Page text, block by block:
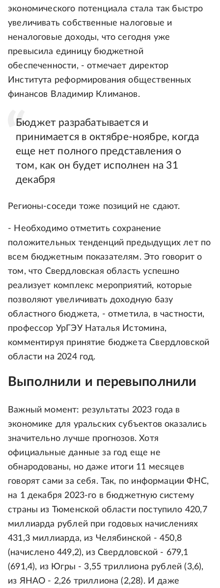
экономического потенциала стала так быстро
увеличивать собственные налоговые и
неналоговые доходы, что сегодня уже
превысила единицу бюджетной
обеспеченности, - отмечает директор
Института реформирования общественных
финансов Владимир Климанов.
Бюджет разрабатывается и
принимается в октябре-ноябре, когда
еще нет полного представления о
том, как он будет исполнен на 31
декабря
Регионы-соседи тоже позиций не сдают.
- Необходимо отметить сохранение
положительных тенденций предыдущих лет по
всем бюджетным показателям. Это говорит о
том, что Свердловская область успешно
реализует комплекс мероприятий, которые
позволяют увеличивать доходную базу
областного бюджета, - отметила, в частности,
профессор УрГЭУ Наталья Истомина,
комментируя принятие бюджета Свердловской
области на 2024 год.
Выполнили и перевыполнили
Важный момент: результаты 2023 года в
экономике для уральских субъектов оказались
значительно лучше прогнозов. Хотя
официальные данные за год еще не
обнародованы, но даже итоги 11 месяцев
говорят сами за себя. Так, по информации ФНС,
на 1 декабря 2023-го в бюджетную систему
страны из Тюменской области поступило 420,7
миллиарда рублей при годовых начислениях
431,3 миллиарда, из Челябинской - 450,8
(начислено 449,2), из Свердловской - 679,1
(691,4), из Югры - 3,55 триллиона рублей (3,6),
из ЯНАО - 2,26 триллиона (2,28). И даже